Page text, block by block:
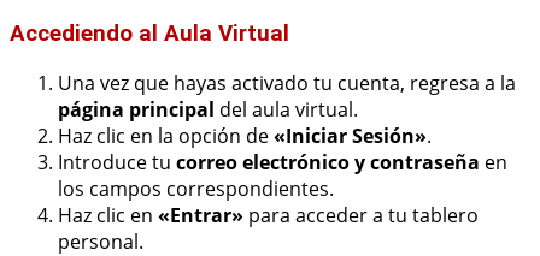
Accediendo al Aula Virtual
Una vez que hayas activado tu cuenta, regresa a la
página principal del aula virtual.
Haz clic en la opción de«Iniciar Sesión».
Introduce tu correo electrónico y contraseña en
los campos correspondientes.
Haz clic en «Entrar» para acceder a tu tablero
personal.